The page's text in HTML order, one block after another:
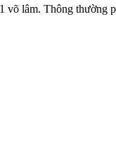
lâm. Thông thường